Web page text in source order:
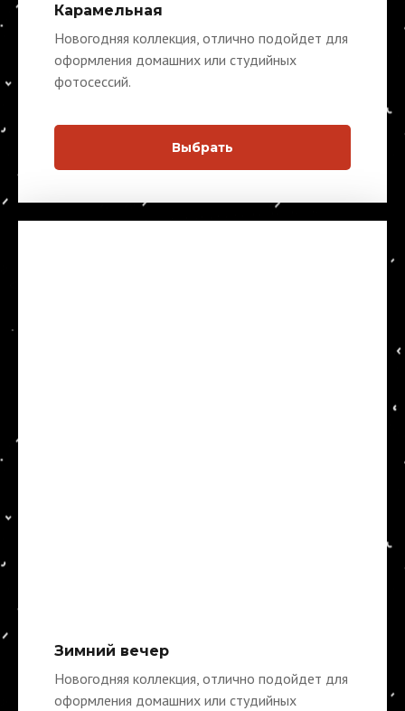
Карамельная
Новогодняя коллекция, отлично подойдет для
оформления домашних или студийных
фотосессий.
Выбрать
Зимний вечер
Новогодняя коллекция, отлично подойдет для
оформления домашних или студийных